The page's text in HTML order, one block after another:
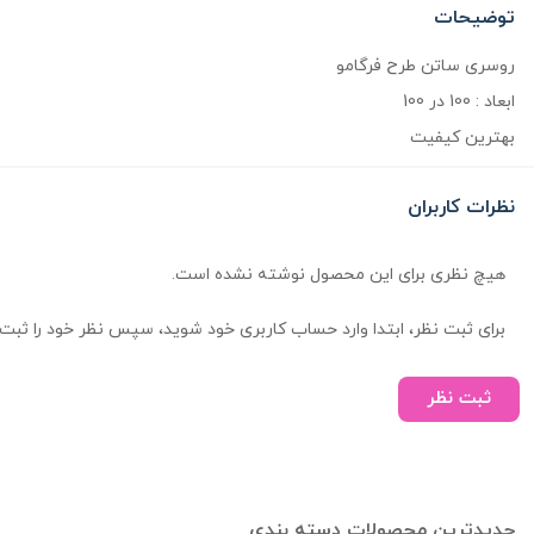
توضیحات
روسری ساتن طرح فرگامو
ابعاد : 100 در 100
بهترین کیفیت
نظرات کاربران
هیچ نظری برای این محصول نوشته نشده است.
برای ثبت نظر، ابتدا وارد حساب کاربری خود شوید، سپس نظر خود را ثبت
ثبت نظر